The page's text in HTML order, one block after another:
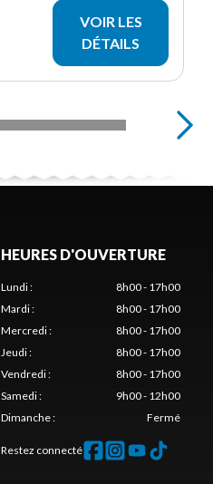
VOIR LES
DÉTAILS
HEURES D'OUVERTURE
Lundi:
8h00 - 17h00
Mardi:
8h00 - 17h00
Mercredi:
8h00 - 17h00
Jeudi:
8h00 - 17h00
Vendredi:
8h00 - 17h00
Samedi:
9h00 - 12h00
Dimanche: Fermé
Restez connecté